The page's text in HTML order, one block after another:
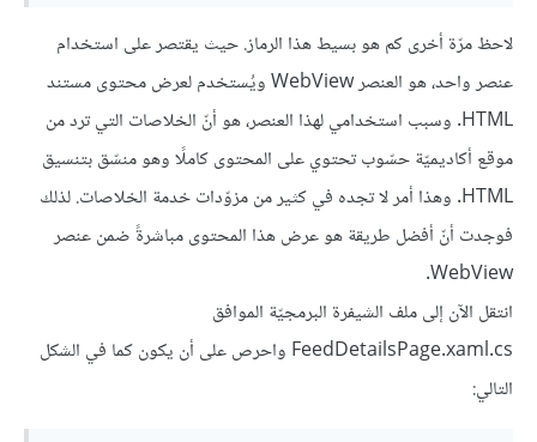
لاحظ مرّة أخرى كم هو بسيط هذا الرماز. حيث يقتصر على استخدام
عنصر واحد، هو العنصر WebView ويُستخدم لعرض محتوى مستند
HTML. وسبب استخدامي لهذا العنصر، هو أنّ الخلاصات التي ترد من
موقع أكاديميّة حسّوب تحتوي على المحتوى كاملًا وهو منسّق بتنسيق
HTML. وهذا أمر لا تجده في كثير من مزوّدات خدمة الخلاصات. لذلك
فوجدت أنّ أفضل طريقة هو عرض هذا المحتوى مباشرةً ضمن عنصر
WebView.
انتقل الآن إلى ملف الشيفرة البرمجيّة الموافق
FeedDetailsPage.xaml.cs واحرص على أن يكون كما في الشكل
التالي: